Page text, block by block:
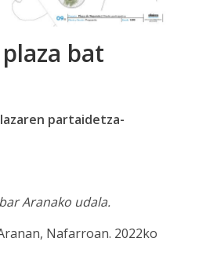
bat
partaidetza-
Aranako udala.
Nafarroan. 2022ko